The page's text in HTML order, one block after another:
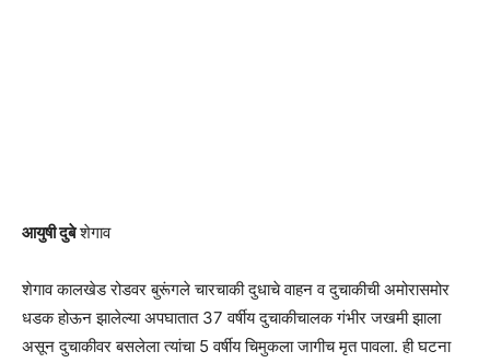
आयुषी दुबेशेगाव
शेगाव कालखेड रोडवर बुरूंगले चारचाकी दुधाचे वाहन व दुचाकीची अमोरासमोर
धडक होऊन झालेल्या अपघातात 37 वर्षीय दुचाकीचालक गंभीर जखमी झाला
असून दुचाकीवर बसलेला त्यांचा 5 वर्षीय चिमुकला जागीच मृत पावला. ही घटना